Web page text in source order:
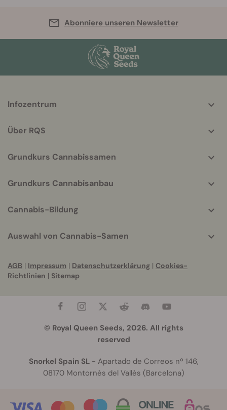
Abonniere unseren Newsletter
helpful
Infozentrum
Über RQS
Grundkurs Cannabissamen
Grundkurs Cannabisanbau
Cannabis-Bildung
Auswahl von Cannabis-Samen
AGB | Impressum | Datenschutzerklärung | Cookies-
Richtlinien | Sitemap
© Royal Queen Seeds, 2026. All rights
reserved
Snorkel Spain SL- Apartado de Correos nº 146,
08170 Montornès del Vallès (Barcelona)